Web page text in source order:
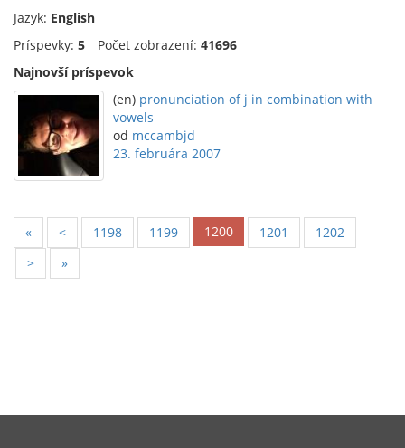
Jazyk: English
Príspevky: 5 Počet zobrazení: 41696
Najnovší príspevok
(en) pronunciation of j in combination with
vowels
od mccambjd
23. februára 2007
« < 1198 1199 1200 1201
1202
>
»